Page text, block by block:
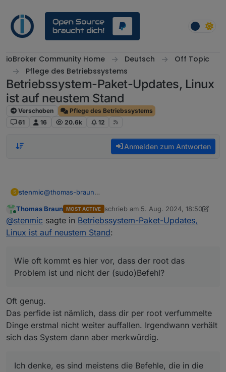
ioBroker Community Home Deutsch
Off Topic
Pflege des Betriebssystems
Betriebssystem-Paket-Updates, Linux
ist auf neustem Stand
Verschoben
Pflege des Betriebssystems
61
16 20.6k 12
Anmelden zum Antworten
S stenmic@thomas-braun
dass der root das Problem ist und nicht der
(sudo)Befehl?
Ich denke, es sind meistens die Befehle, die in die
Online
Thomas Braun MOST ACTIVE schrieb am 5. Aug. 2024, 18:50
zuletzt editiert von Thomas Braun
@stenmic sagte in Betriebssystem-Paket-Updates,
Linux ist auf neustem Stand:
Wie oft kommt es hier vor, dass der root das
Problem ist und nicht der (sudo)Befehl?
Oft genug.
Das perfide ist nämlich, dass dir per root verfummelte
Dinge erstmal nicht weiter auffallen. Irgendwann verhält
sich das System dann aber merkwürdig.
Ich denke, es sind meistens die Befehle, die in die